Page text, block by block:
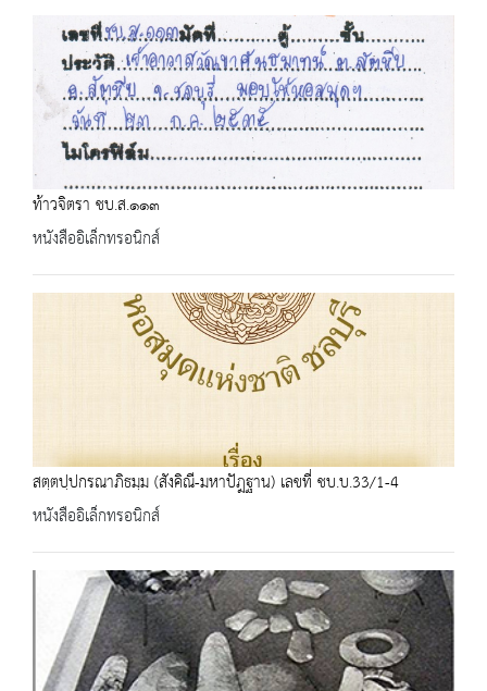
ท้าวจิตรา ชบ.ส.๑๑๓
หนังสืออิเล็กทรอนิกส์
สตฺตปฺปกรณาภิธมฺม (สังคิณี-มหาปัฎฐาน) เลขที่ ชบ.บ.33/1-4
หนังสืออิเล็กทรอนิกส์